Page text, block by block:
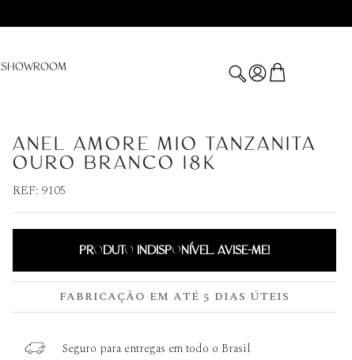
SHOWROOM
ANEL AMORE MIO TANZANITA
OURO BRANCO 18K
REF: 9105
PRODUTO INDISPONÍVEL. AVISE-ME!
FABRICAÇÃO EM ATÉ 5 DIAS ÚTEIS
Seguro para entregas em todo o Brasil